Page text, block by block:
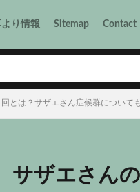
より情報 Sitemap Contact
とは？サザエさん症候群についても
サザエさん